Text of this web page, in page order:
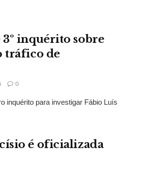
3º inquérito sobre
tráfico de
0
inquérito para investigar Fábio Luís
é oficializada